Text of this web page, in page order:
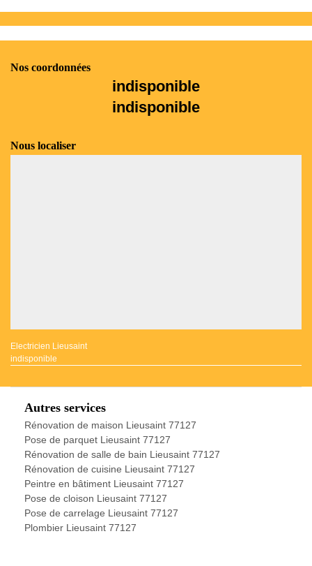
Nos coordonnées
indisponible
indisponible
Nous localiser
Electricien Lieusaint
indisponible
Autres services
Rénovation de maison Lieusaint 77127
Pose de parquet Lieusaint 77127
Rénovation de salle de bain Lieusaint 77127
Rénovation de cuisine Lieusaint 77127
Peintre en bâtiment Lieusaint 77127
Pose de cloison Lieusaint 77127
Pose de carrelage Lieusaint 77127
Plombier Lieusaint 77127